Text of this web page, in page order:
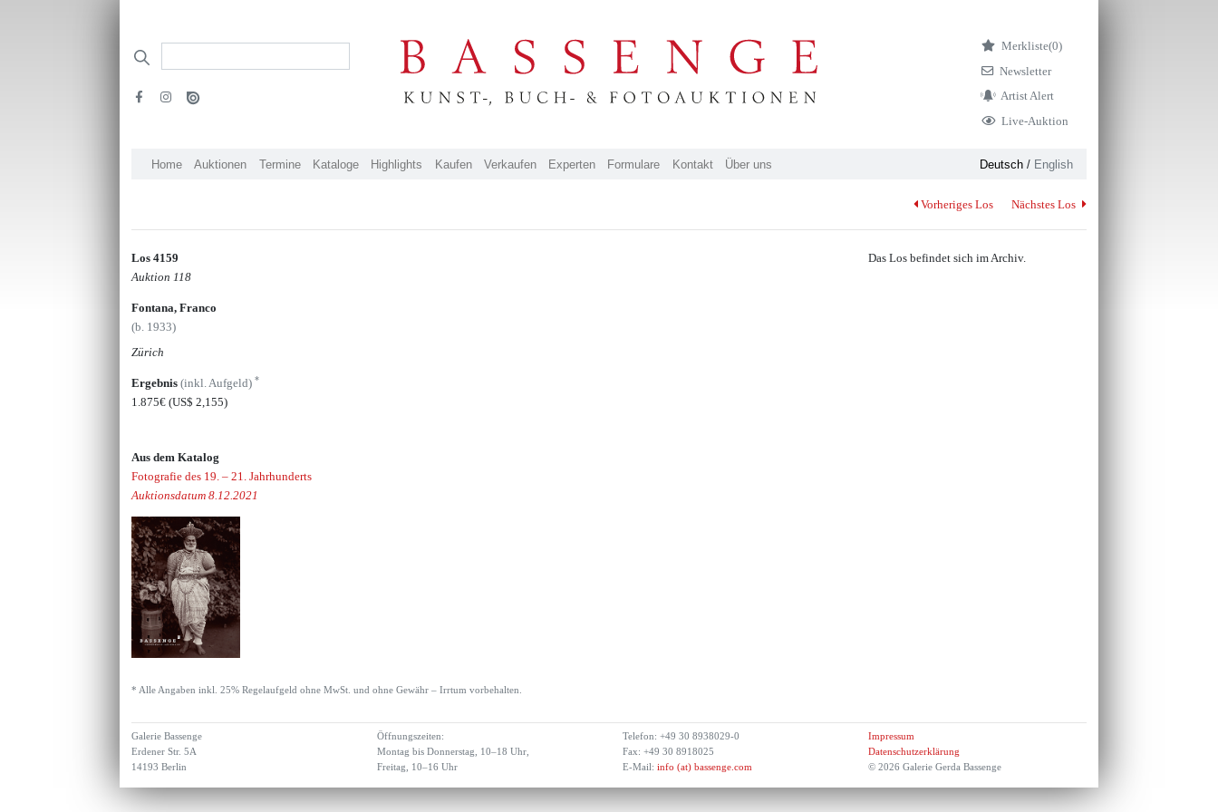
Merkliste(0)
Newsletter
Artist Alert
Live-Auktion
Home Auktionen Termine Kataloge Highlights Kaufen Verkaufen Experten Formulare Kontakt Über uns Deutsch/ English
Vorheriges Los Nächstes Los
Los 4159
Auktion 118
Fontana, Franco
(b. 1933)
Zürich
Ergebnis(inkl. Aufgeld)*
1.875€(US$ 2,155)
Aus dem Katalog
Fotografie des 19. – 21. Jahrhunderts
Auktionsdatum 8.12.2021
Das Los befindet sich im Archiv.
* Alle Angaben inkl. 25% Regelaufgeld ohne MwSt. und ohne Gewähr – Irrtum vorbehalten.
Galerie Bassenge
Erdener Str. 5A
14193 Berlin
Öffnungszeiten:
Montag bis Donnerstag, 10–18 Uhr,
Freitag, 10–16 Uhr
Telefon: +49 30 8938029-0
Fax: +49 30 8918025
E-Mail: info (at) bassenge.com
Impressum
Datenschutzerklärung
© 2026 Galerie Gerda Bassenge